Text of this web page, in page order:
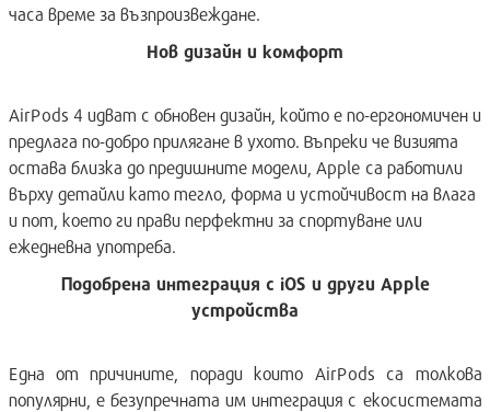
часа време за възпроизвеждане.
Нов дизайн и комфорт
AirPods 4 идват с обновен дизайн, който е по-ергономичен и
предлага по-добро прилягане в ухото. Въпреки че визията
остава близка до предишните модели, Apple са работили
върху детайли като тегло, форма и устойчивост на влага
и пот, което ги прави перфектни за спортуване или
ежедневна употреба.
Подобрена интеграция с iOS и други Apple
устройства
Една от причините, поради които AirPods са толкова
популярни, е безупречната им интеграция с екосистемата